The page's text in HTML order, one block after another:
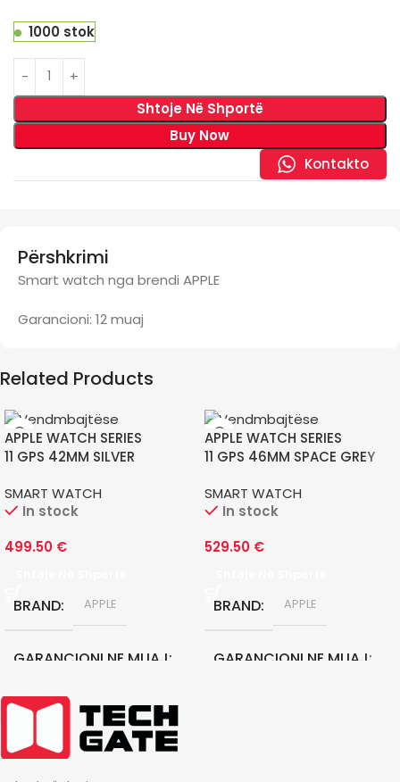
1000 stok
Shtoje Në Shportë
Buy Now
Kontakto
Përshkrimi
Smart watch nga brendi APPLE
Garancioni: 12 muaj
Related Products
APPLE WATCH SERIES
11 GPS 42MM SILVER
PURPLE FOG SPORT BAND
SMART WATCH
In stock
499.50 €
BRAND APPLE
GARANCIONI NE MUAJ
12
APPLE WATCH SERIES
11 GPS 46MM SPACE GREY
BLACK SPORT BAND M
SMART WATCH
In stock
529.50 €
BRAND APPLE
GARANCIONI NE MUAJ